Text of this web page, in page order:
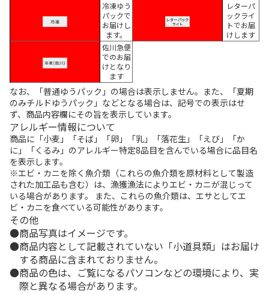
冷凍ゆう
パックで
お届けし
ます。
レターパ
ックライ
トでお届
けします
佐川急便
でのお届
けとなり
ます
なお、「普通ゆうパック」の場合は表示しません。また、「夏期
のみチルドゆうパック」などとなる場合は、記号での表示はせ
ず、商品内容欄にその旨を表示しています。
アレルギー情報について
商品に「小麦」「そば」「卵」「乳」「落花生」「えび」「か
に」「くるみ」のアレルギー特定8品目を含んでいる場合に品目名
を表示します。
※エビ・カニを除く魚介類（これらの魚介類を原材料として製造
された加工品も含む）は、漁獲漁法によりエビ・カニが混じって
いる場合があります。 また、これらの魚介類は、エサとしてエ
ビ・カニを食べている可能性があります。
その他
商品写真はイメージです。
商品内容として記載されていない「小道具類」はお届け
する商品に含まれておりません。
商品の色は、ご覧になるパソコンなどの環境により、実
際と異なる場合があります。